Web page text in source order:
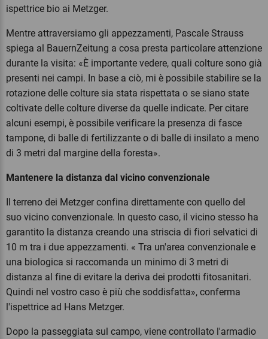
ispettrice bio ai Metzger.
Mentre attraversiamo gli appezzamenti, Pascale Strauss
spiega al BauernZeitung a cosa presta particolare attenzione
durante la visita: «È importante vedere, quali colture sono già
presenti nei campi. In base a ciò, mi è possibile stabilire se la
rotazione delle colture sia stata rispettata o se siano state
coltivate delle colture diverse da quelle indicate. Per citare
alcuni esempi, è possibile verificare la presenza di fasce
tampone, di balle di fertilizzante o di balle di insilato a meno
di 3 metri dal margine della foresta».
Mantenere la distanza dal vicino convenzionale
Il terreno dei Metzger confina direttamente con quello del
suo vicino convenzionale. In questo caso, il vicino stesso ha
garantito la distanza creando una striscia di fiori selvatici di
10 m tra i due appezzamenti. « Tra un'area convenzionale e
una biologica si raccomanda un minimo di 3 metri di
distanza al fine di evitare la deriva dei prodotti fitosanitari.
Quindi nel vostro caso è più che soddisfatta», conferma
l'ispettrice ad Hans Metzger.
Dopo la passeggiata sul campo, viene controllato l'armadio